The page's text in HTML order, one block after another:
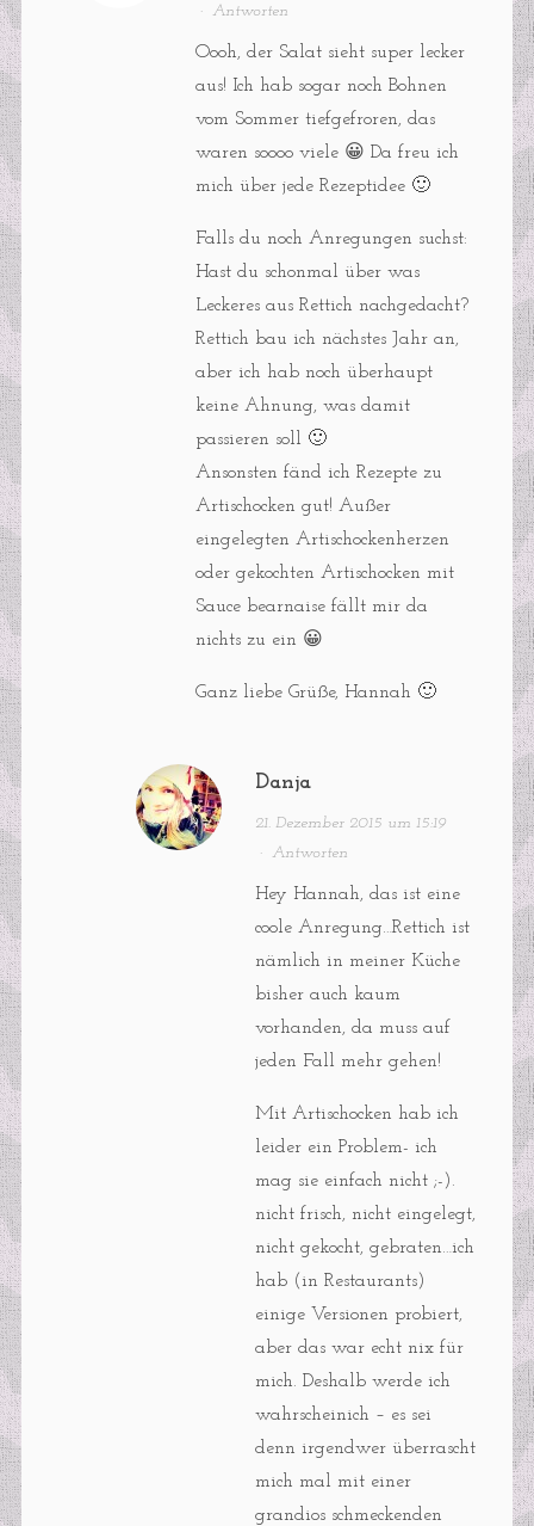
· Antworten
Oooh, der Salat sieht super lecker
aus! Ich hab sogar noch Bohnen
vom Sommer tiefgefroren, das
waren soooo viele 😀 Da freu ich
mich über jede Rezeptidee 🙂
Falls du noch Anregungen suchst:
Hast du schonmal über was
Leckeres aus Rettich nachgedacht?
Rettich bau ich nächstes Jahr an,
aber ich hab noch überhaupt
keine Ahnung, was damit
passieren soll 🙂
Ansonsten fänd ich Rezepte zu
Artischocken gut! Außer
eingelegten Artischockenherzen
oder gekochten Artischocken mit
Sauce bearnaise fällt mir da
nichts zu ein 😀
Ganz liebe Grüße, Hannah 🙂
Danja
21. Dezember 2015 um 15:19
· Antworten
Hey Hannah, das ist eine
coole Anregung…Rettich ist
nämlich in meiner Küche
bisher auch kaum
vorhanden, da muss auf
jeden Fall mehr gehen!
Mit Artischocken hab ich
leider ein Problem- ich
mag sie einfach nicht ;-).
nicht frisch, nicht eingelegt,
nicht gekocht, gebraten…ich
hab (in Restaurants)
einige Versionen probiert,
aber das war echt nix für
mich. Deshalb werde ich
wahrscheinich – es sei
denn irgendwer überrascht
mich mal mit einer
grandios schmeckenden